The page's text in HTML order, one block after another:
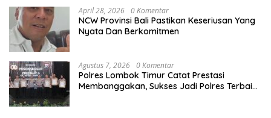
April 28, 2026 0 Komentar
NCW Provinsi Bali Pastikan Keseriusan Yang
Nyata Dan Berkomitmen
Agustus 7, 2026 0 Komentar
Polres Lombok Timur Catat Prestasi
Membanggakan, Sukses Jadi Polres Terbaik